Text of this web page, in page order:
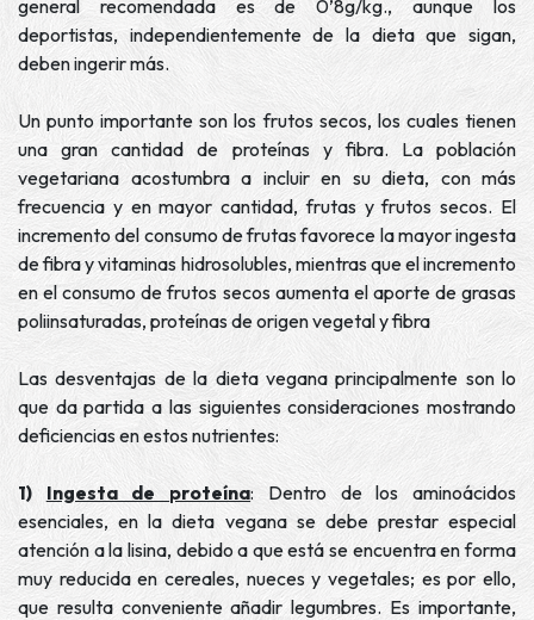
general recomendada es de 0’8g/kg., aunque los
deportistas, independientemente de la dieta que sigan,
deben ingerir más.
Un punto importante son los frutos secos, los cuales tienen
una gran cantidad de proteínas y fibra. La población
vegetariana acostumbra a incluir en su dieta, con más
frecuencia y en mayor cantidad, frutas y frutos secos. El
incremento del consumo de frutas favorece la mayor ingesta
de fibra y vitaminas hidrosolubles, mientras que el incremento
en el consumo de frutos secos aumenta el aporte de grasas
poliinsaturadas, proteínas de origen vegetal y fibra
Las desventajas de la dieta vegana principalmente son lo
que da partida a las siguientes consideraciones mostrando
deficiencias en estos nutrientes:
1) Ingesta de proteína: Dentro de los aminoácidos
esenciales, en la dieta vegana se debe prestar especial
atención a la lisina, debido a que está se encuentra en forma
muy reducida en cereales, nueces y vegetales; es por ello,
que resulta conveniente añadir legumbres. Es importante,